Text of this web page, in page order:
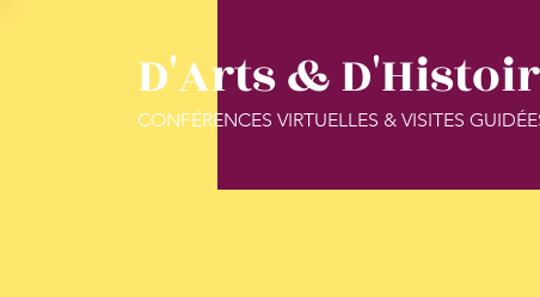
D'Arts &
CONFÉRENCES VIRTUELLES & VISITES